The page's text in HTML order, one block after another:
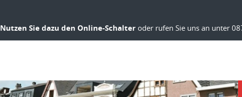
Nutzen Sie dazu den Online-Schalter oder rufen Sie uns an unter